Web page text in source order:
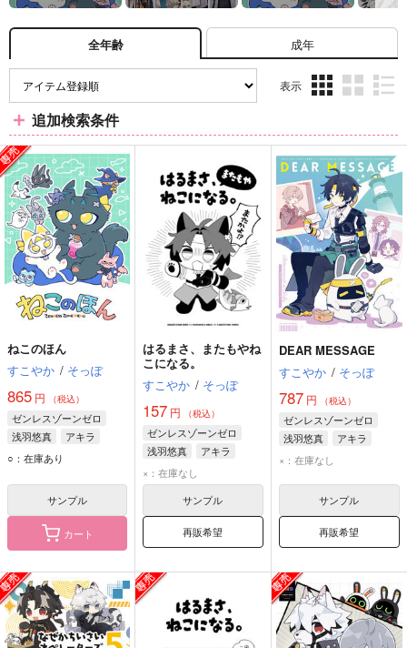
全年齢 成年
表示
ム
表
示
ム
表
示
ム
表
示
追加検索条件
ねこのほん
すこやか / そっぽ
865 円 （税込）
ゼンレスゾーンゼロ
浅羽悠真
アキラ
リン
○：在庫あり
サンプル
カート
はるまさ、またもやね
こになる。
すこやか / そっぽ
157 円 （税込）
ゼンレスゾーンゼロ
浅羽悠真
アキラ
×：在庫なし
サンプル
再販希望
DEAR MESSAGE
すこやか / そっぽ
787円 （税込）
ゼンレスゾーンゼロ
浅羽悠真
アキラ
×：在庫なし
サンプル
再販希望